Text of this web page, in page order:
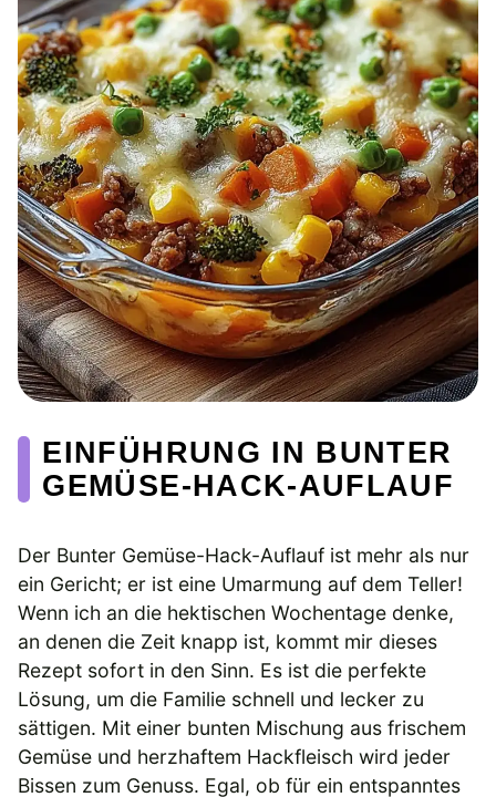
EINFÜHRUNG IN BUNTER
GEMÜSE-HACK-AUFLAUF
Der Bunter Gemüse-Hack-Auflauf ist mehr als nur
ein Gericht; er ist eine Umarmung auf dem Teller!
Wenn ich an die hektischen Wochentage denke,
an denen die Zeit knapp ist, kommt mir dieses
Rezept sofort in den Sinn. Es ist die perfekte
Lösung, um die Familie schnell und lecker zu
sättigen. Mit einer bunten Mischung aus frischem
Gemüse und herzhaftem Hackfleisch wird jeder
Bissen zum Genuss. Egal, ob für ein entspanntes